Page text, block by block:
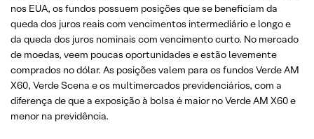
nos EUA, os fundos possuem posições que se beneficiam da
queda dos juros reais com vencimentos intermediário e longo e
da queda dos juros nominais com vencimento curto. No mercado
de moedas, veem poucas oportunidades e estão levemente
comprados no dólar. As posições valem para os fundos Verde AM
X60, Verde Scena e os multimercados previdenciários, com a
diferença de que a exposição à bolsa é maior no Verde AM X60 e
menor na previdência.